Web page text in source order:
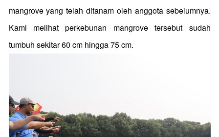
mangrove yang telah ditanam oleh anggota sebelumnya.
Kami melihat perkebunan mangrove tersebut sudah
tumbuh sekitar 60 cm hingga 75 cm.